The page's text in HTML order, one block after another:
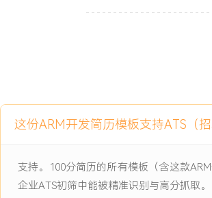
5.培养与指导团队，输出XX份技术文档，为
开
ARM Cortex-MXX内核芯片进行平台开发。
缓慢，平均需XXX人月；图形界面卡顿严重
这份ARM开发简历模板支持ATS（
支持。100分简历的所有模板（含这款
企业ATS初筛中能被精准识别与高分抓取。